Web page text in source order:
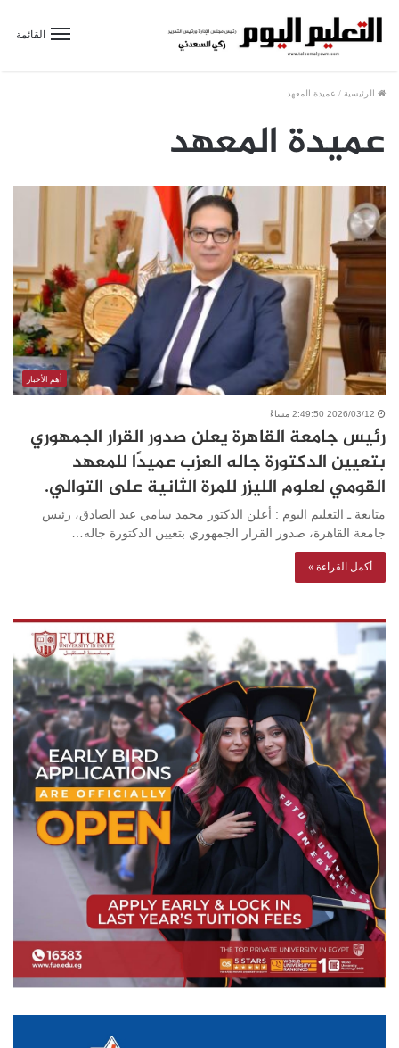
القائمة
الرئيسية / عميدة المعهد
عميدة المعهد
أهم الأخبار
2026/03/12 2:49:50 مساءً
رئيس جامعة القاهرة يعلن صدور القرار الجمهوري
بتعيين الدكتورة جاله العزب عميدًا للمعهد
القومي لعلوم الليزر للمرة الثانية على التوالي.
متابعة ـ التعليم اليوم : أعلن الدكتور محمد سامي عبد الصادق، رئيس
جامعة القاهرة، صدور القرار الجمهوري بتعيين الدكتورة جاله…
أكمل القراءة »